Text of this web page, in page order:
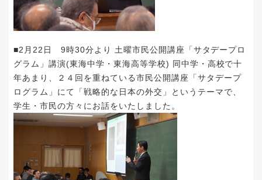
■2月22日 9時30分より 土曜市民公開講座「サタデープロ
グラム」講演(東海中学・東海高等学校) 同中学・高校で十
年あまり、２４回を重ねている市民公開講座「サタデープ
ログラム 」にて「戦略的な日本の外交」というテーマで、
学生・市民の方々にお話をいたしました。